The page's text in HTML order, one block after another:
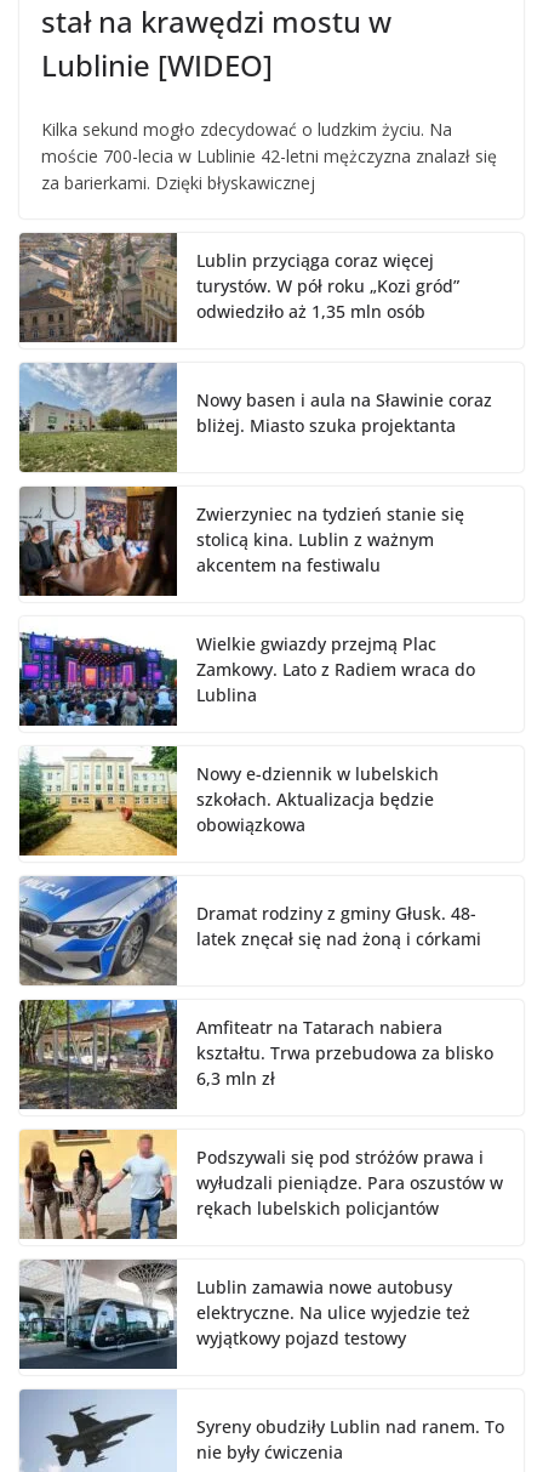
stał na krawędzi mostu w
Lublinie [WIDEO]
Kilka sekund mogło zdecydować o ludzkim życiu. Na
moście 700-lecia w Lublinie 42-letni mężczyzna znalazł się
za barierkami. Dzięki błyskawicznej
Lublin przyciąga coraz więcej
turystów. W pół roku „Kozi gród”
odwiedziło aż 1,35 mln osób
Nowy basen i aula na Sławinie coraz
bliżej. Miasto szuka projektanta
Zwierzyniec na tydzień stanie się
stolicą kina. Lublin z ważnym
akcentem na festiwalu
Wielkie gwiazdy przejmą Plac
Zamkowy. Lato z Radiem wraca do
Lublina
Nowy e-dziennik w lubelskich
szkołach. Aktualizacja będzie
obowiązkowa
Dramat rodziny z gminy Głusk. 48-
latek znęcał się nad żoną i córkami
Amfiteatr na Tatarach nabiera
kształtu. Trwa przebudowa za blisko
6,3 mln zł
Podszywali się pod stróżów prawa i
wyłudzali pieniądze. Para oszustów w
rękach lubelskich policjantów
Lublin zamawia nowe autobusy
elektryczne. Na ulice wyjedzie też
wyjątkowy pojazd testowy
Syreny obudziły Lublin nad ranem. To
nie były ćwiczenia